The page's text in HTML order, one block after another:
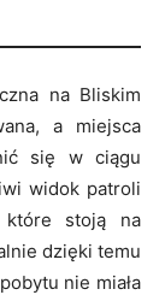
na Bliskim
a miejsca
się w ciągu
widok patroli
które stoją na
dzięki temu
nie miała